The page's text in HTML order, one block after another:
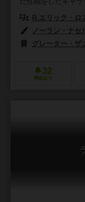
R.エリック・ロ
ノーラン・ナセ
グレーター・ザ
32
興味あり